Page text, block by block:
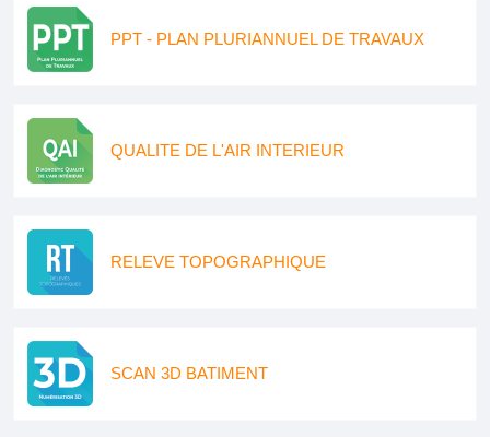
PPT - PLAN PLURIANNUEL DE TRAVAUX
QUALITE DE L'AIR INTERIEUR
RELEVE TOPOGRAPHIQUE
SCAN 3D BATIMENT